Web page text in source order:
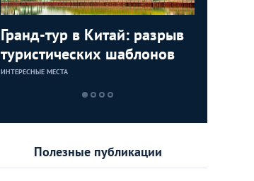
Гранд-тур в Китай: разрыв
туристических шаблонов
ИНТЕРЕСНЫЕ МЕСТА
Полезные публикации